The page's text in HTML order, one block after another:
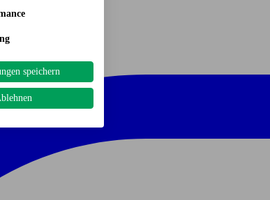
speichern